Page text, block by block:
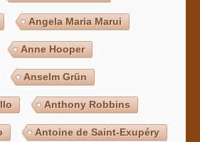
Angela Maria Marui
Anne Hooper
Anselm Grün
Anthony Robbins
Antoine de Saint-Exupéry